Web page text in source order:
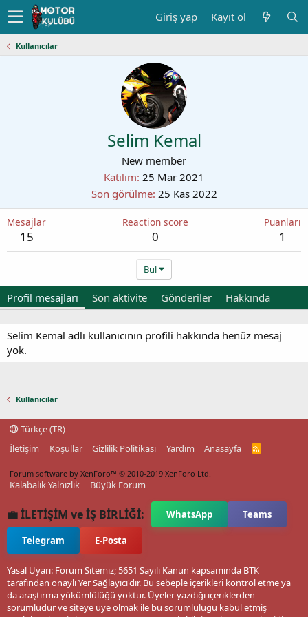
Giriş yap Kayıt ol
Kullanıcılar
Selim Kemal
New member
Katılım 25 Mar 2021
Son görülme 25 Kas 2022
Mesajlar
15
Reaction score
0
Puanları
1
Bul
Profil mesajları Son aktivite Gönderiler Hakkında
Selim Kemal adlı kullanıcının profili hakkında henüz mesaj
yok.
Kullanıcılar
Türkçe (TR)
İletişim
Koşullar Gizlilik Politikası Yardım Anasayfa
R
Forum software by XenForo™ © 2010-2019 XenForo Ltd.
Kalabalık Yalnızlık Büyük Forum
💼 İLETİŞİM ve İŞ BİRLİĞİ: WhatsApp Teams
Telegram E-Posta
Yasal Uyarı: Forum Sitemiz; 5651 Sayılı Kanun kapsamında BTK
tarafından onaylı Yer Sağlayıcı'dır. Bu sebeple içerikleri kontrol etme ya
da araştırma yükümlülüğü yoktur. Üyeler yazdığı içeriklerden
sorumludur ve siteye üye olmak ile bu sorumluluğu kabul etmiş